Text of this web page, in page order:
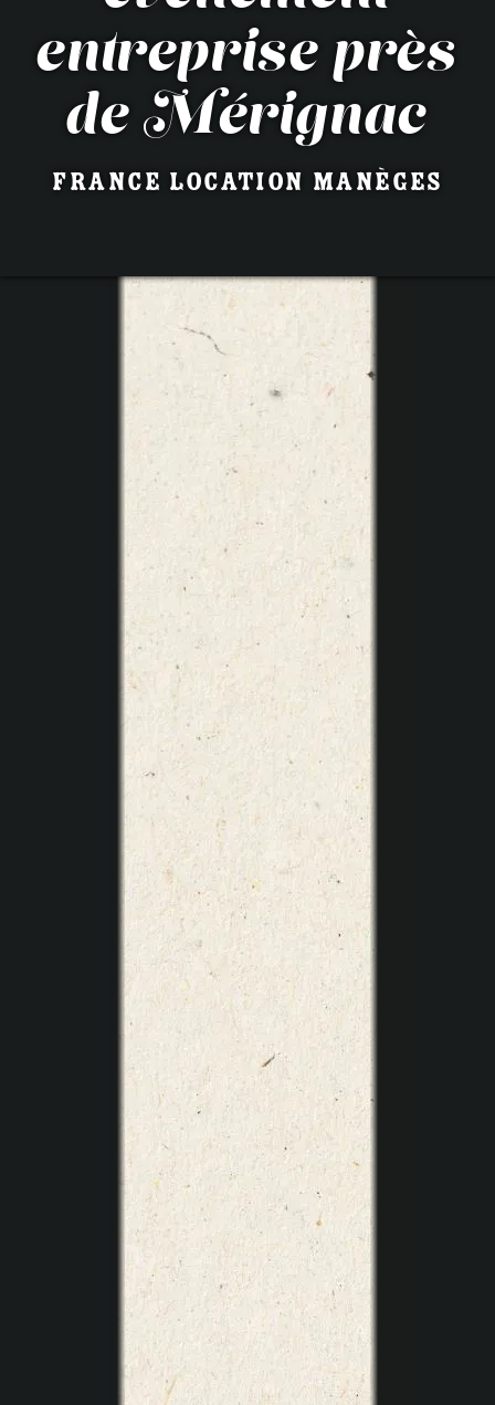
entreprise près
de Mérignac
France Location Manèges